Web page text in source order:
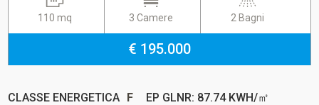
110 mq 3 Camere 2 Bagni
€ 195.000
CLASSE ENERGETICA F EP GLNR: 87.74 KWH/㎡